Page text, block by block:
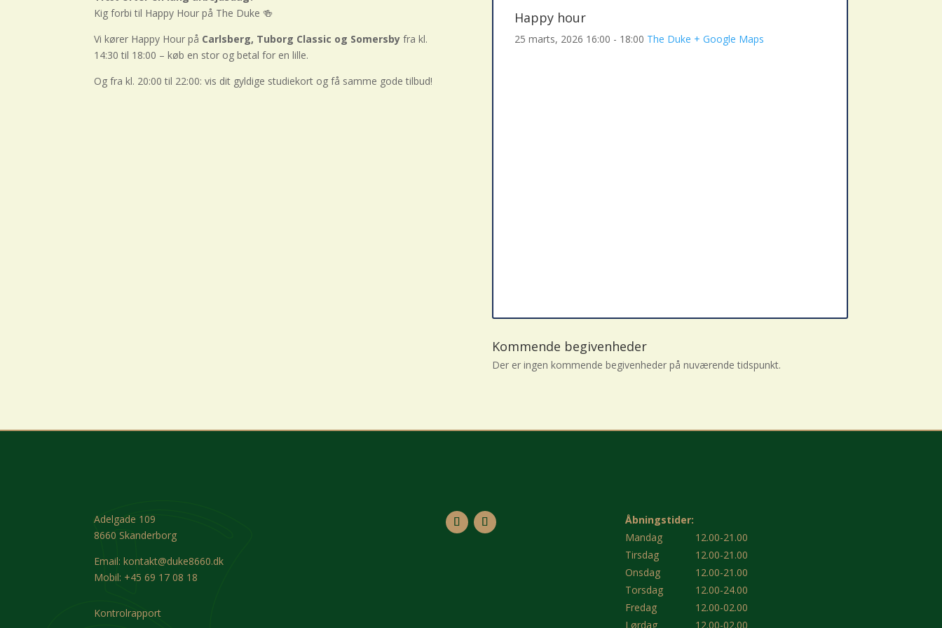
Kig forbi til Happy Hour på The Duke 🍻
Vi kører Happy Hour på Carlsberg, Tuborg Classic og Somersby fra kl.
14:30 til 18:00 – køb en stor og betal for en lille.
Og fra kl. 20:00 til 22:00: vis dit gyldige studiekort og få samme gode tilbud!
Happy hour
25 marts, 2026 16:00 - 18:00 The Duke + Google Maps
Kommende begivenheder
Der er ingen kommende begivenheder på nuværende tidspunkt.
Adelgade 109
8660 Skanderborg
Email:kontakt@duke8660.dk
Mobil: +45 69 17 08 18
Kontrolrapport
Åbningstider:
Mandag
12.00-21.00
Tirsdag
12.00-21.00
Onsdag
12.00-21.00
Torsdag
12.00-24.00
Fredag
12.00-02.00
Lørdag
12.00-02.00